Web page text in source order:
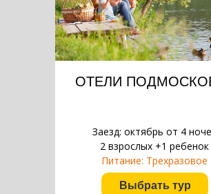
ОТЕЛИ
Заезд: октябрь от 4
2 взрослых +1 ребенок
Питание: Трехразовое
Выбрать тур